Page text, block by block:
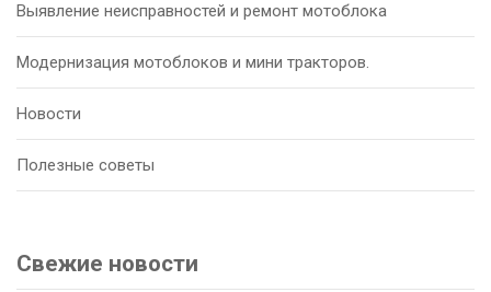
Выявление неисправностей и ремонт мотоблока
Модернизация мотоблоков и мини тракторов.
Новости
Полезные советы
Свежие новости